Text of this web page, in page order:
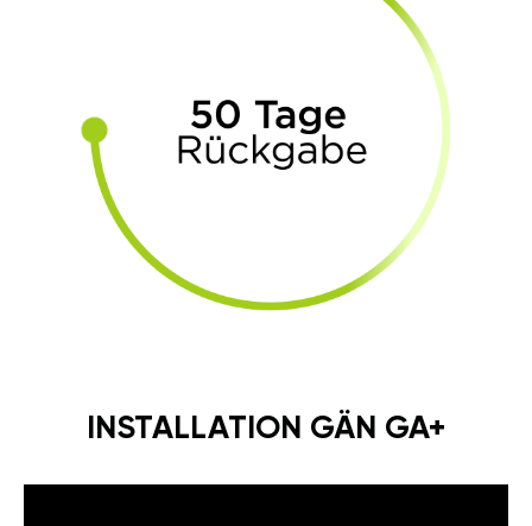
INSTALLATION GÄN GA+